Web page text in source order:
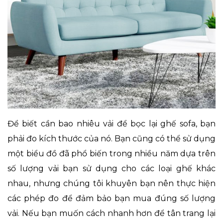
Để biết cần bao nhiêu vải để bọc lại ghế sofa, bạn
phải đo kích thước của nó. Bạn cũng có thể sử dụng
một biểu đồ đã phổ biến trong nhiều năm dựa trên
số lượng vải bạn sử dụng cho các loại ghế khác
nhau, nhưng chúng tôi khuyên bạn nên thực hiện
các phép đo để đảm bảo bạn mua đúng số lượng
vải. Nếu bạn muốn cách nhanh hơn để tân trang lại